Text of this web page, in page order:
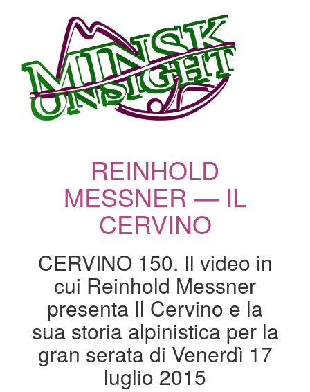
REINHOLD
MESSNER — IL
CERVINO
CERVINO 150. Il video in
cui Reinhold Messner
presenta Il Cervino e la
sua storia alpinistica per la
gran serata di Venerdì 17
luglio 2015